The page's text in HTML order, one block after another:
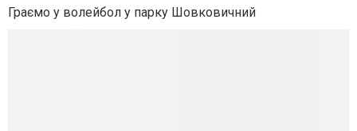
Граємо у волейбол у парку Шовковичний